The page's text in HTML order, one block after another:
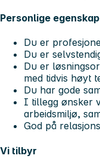
Personlige
Du er
Du er
Du er
med tidvis høyt
Du har gode
I tillegg ønsker
arbeidsmiljø,
God på
Vi tilbyr